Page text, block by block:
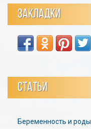
ЗАКЛАДКИ
СТАТЬИ
Беременность и роды